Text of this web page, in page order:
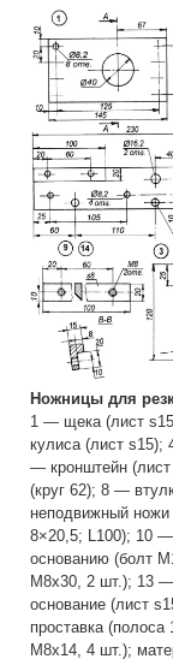
Ножницы для
1 — щека (лист
кулиса (лист
— кронштейн
(круг 62); 8 —
неподвижный
8×20,5; L100); 10
основанию (болт
М8х30, 2 шт.); 13
основание (лист
проставка
М8х14, 4 шт.);